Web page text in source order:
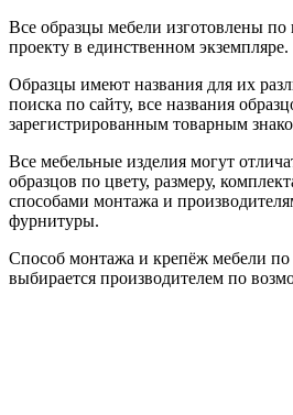
Все образцы мебели изготовлены
проекту в единственном экземпляре.
Образцы имеют названия для их
поиска по сайту, все названия
зарегистрированным товарным
Все мебельные изделия могут
образцов по цвету, размеру,
способами монтажа и
фурнитуры.
Способ монтажа и крепёж мебели по
выбирается производителем по